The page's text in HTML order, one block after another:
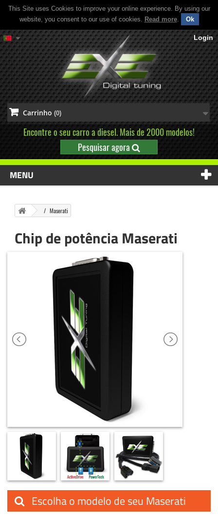
This Site uses Cookies to improve your online experience. By using our
website, you consent to our use of cookies. Read more. Ok
Login
Carrinho (0)
Encontre o seu carro a diesel. Mais de 2000 modelos!
Pesquisar agora
MENU
Maserati
Chip de potência Maserati
Escolha o modelo de seu Maserati